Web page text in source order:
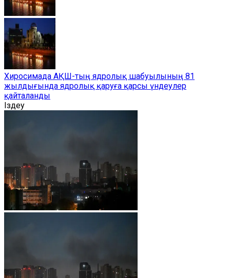
Хиросимада АҚШ-тың ядролық шабуылының 81
жылдығында ядролық қаруға қарсы үндеулер
қайталанды
Іздеу